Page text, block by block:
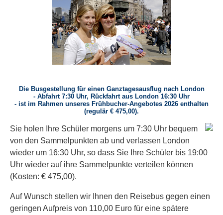
Die Busgestellung für einen Ganztagesausflug nach London
- Abfahrt 7:30 Uhr, Rückfahrt aus London 16:30 Uhr
- ist im Rahmen unseres Frühbucher-Angebotes 2026 enthalten
(regulär € 475,00).
Sie holen Ihre Schüler morgens um 7:30 Uhr bequem
von den Sammelpunkten ab und verlassen London
wieder um 16:30 Uhr, so dass Sie Ihre Schüler bis 19:00
Uhr wieder auf ihre Sammelpunkte verteilen können
(Kosten: € 475,00).
Auf Wunsch stellen wir Ihnen den Reisebus gegen einen
geringen Aufpreis von 110,00 Euro für eine spätere